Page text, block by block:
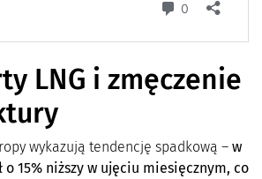
LNG i zmęczenie
wykazują tendencję spadkową – w
15% niższy w ujęciu miesięcznym, co